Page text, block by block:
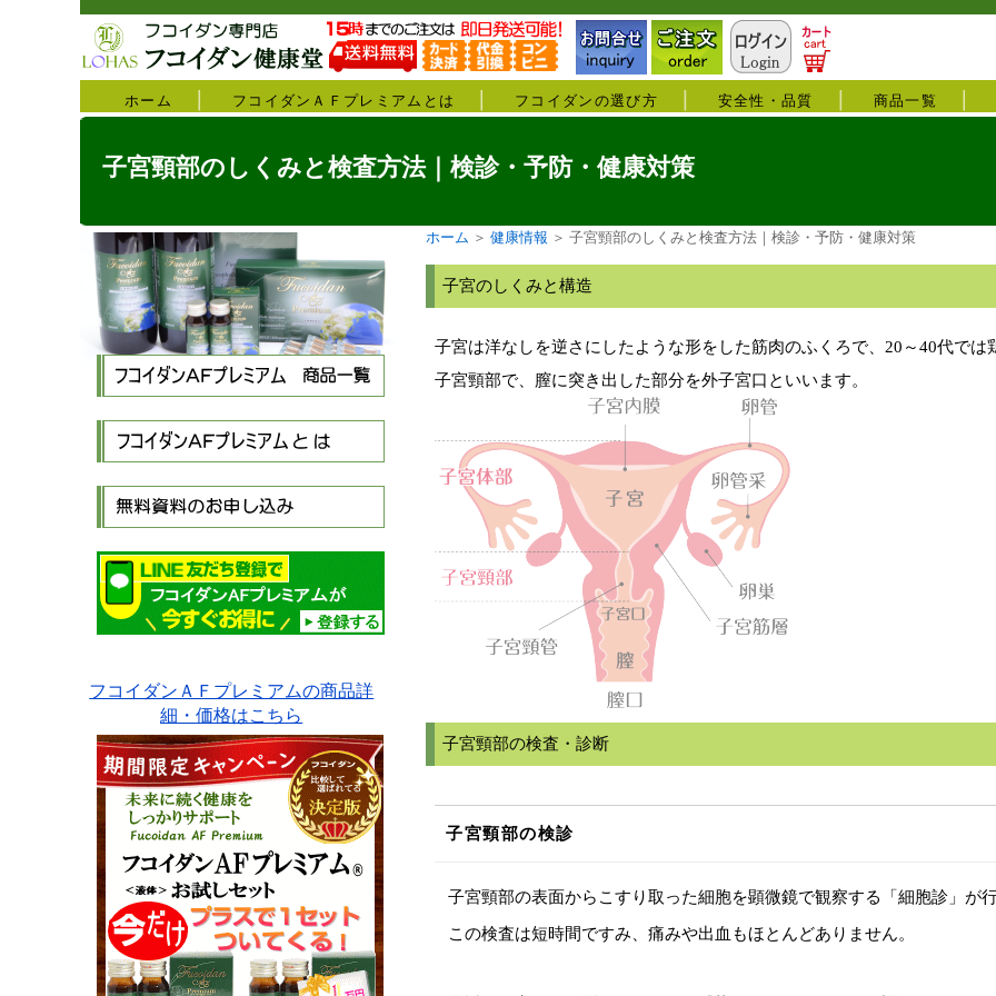
子宮頸部のしくみと検査方法｜検診・予防・健康対策
ホーム ＞ 健康情報 ＞ 子宮頸部のしくみと検査方法｜検診・予防・健康対策
子宮のしくみと構造
子宮は洋なしを逆さにしたような形をした筋肉のふくろで、20～40代で
子宮頸部で、膣に突き出した部分を外子宮口といいます。
子宮頸部の検査・診断
子宮頸部の検診
子宮頸部の表面からこすり取った細胞を顕微鏡で観察する「細胞診」が行
この検査は短時間ですみ、痛みや出血もほとんどありません。
ホーム フコイダンＡＦプレミアムとは フコイダンの選び方 安全性・品質 商品一覧
フコイダンＡＦプレミアムの商品詳
細・価格はこちら